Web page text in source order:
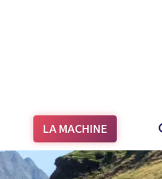
LA MACHINE